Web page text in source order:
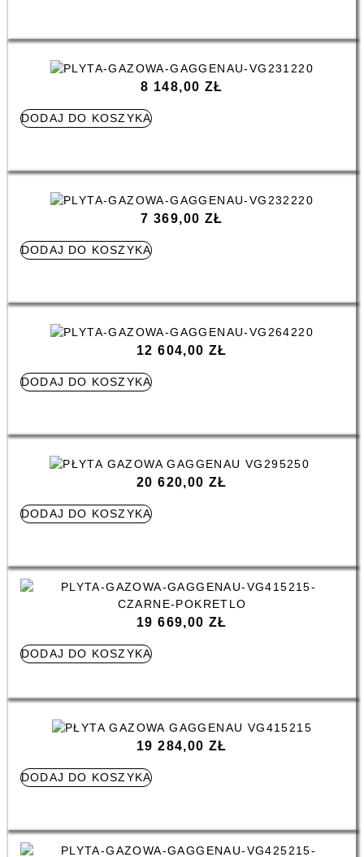
8 148,00 ZŁ
DODAJ DO KOSZYKA
7 369,00 ZŁ
DODAJ DO KOSZYKA
12 604,00ZŁ
DODAJ DO KOSZYKA
20 620,00ZŁ
DODAJ DO KOSZYKA
19 669,00ZŁ
DODAJ DO KOSZYKA
19 284,00ZŁ
DODAJ DO KOSZYKA